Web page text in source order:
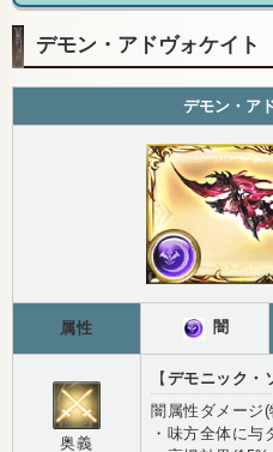
デモン・アドヴォケイト
デモン・ア
属性 闇
奥義
【 デモニック・
闇属性ダメージ
・味方全体に